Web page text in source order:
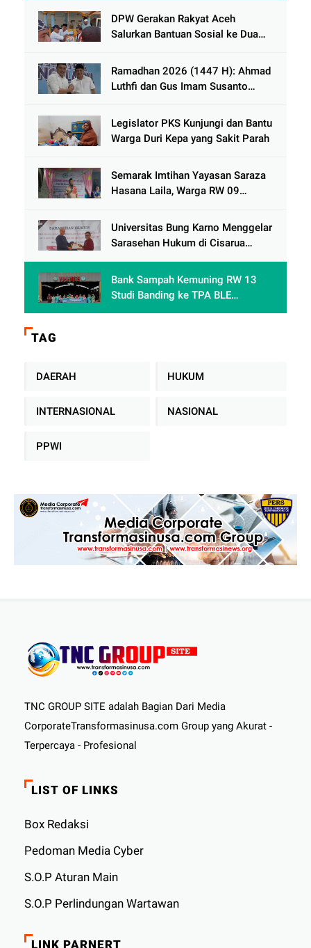
DPW Gerakan Rakyat Aceh
Salurkan Bantuan Sosial ke Dua
Ramadhan 2026 (1447 H): Ahmad
Luthfi dan Gus Imam Susanto
Berkelanjutan
Legislator PKS Kunjungi dan Bantu
Warga Duri Kepa yang Sakit Parah
Semarak Imtihan Yayasan Saraza
Hasana Laila, Warga RW 09
Sambut Ramadhan 1447 Hijriah
Universitas Bung Karno Menggelar
Sarasehan Hukum di Cisarua
meningkatkan pemahaman
akademis Mahasiswa Fakultas
Bank Sampah Kemuning RW 13
Studi Banding ke TPA BLE
Banyumas: Belajar Mengolah
TAG
DAERAH HUKUM
INTERNASIONAL NASIONAL
PPWI
TNC GROUP SITE adalah Bagian Dari Media
CorporateTransformasinusa.com Group yang Akurat -
Terpercaya - Profesional
LIST OF LINKS
Box Redaksi
Pedoman Media Cyber
S.O.P Aturan Main
S.O.P Perlindungan Wartawan
LINK PARNERT